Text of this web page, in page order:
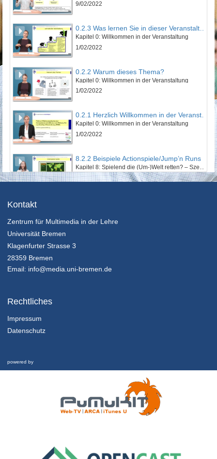
9/02/2022
0.2.3 Was lernen Sie in dieser Veranstaltung?
Kapitel 0: Willkommen in der Veranstaltung
1/02/2022
0.2.2 Warum dieses Thema?
Kapitel 0: Willkommen in der Veranstaltung
1/02/2022
0.2.1 Herzlich Willkommen in der Veranstaltung!
Kapitel 0: Willkommen in der Veranstaltung
1/02/2022
8.2.2 Beispiele Actionspiele/Jump’n Runs
24/01/2022
24/01/2022
Kontakt
Zentrum für Multimedia in der Lehre
Universität Bremen
Klagenfurter Strasse 3
28359 Bremen
Email: info@media.uni-bremen.de
Rechtliches
Impressum
Datenschutz
powered by